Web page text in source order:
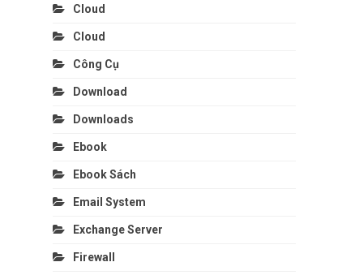
Cloud
Cloud
Công Cụ
Download
Downloads
Ebook
Ebook Sách
Email System
Exchange Server
Firewall